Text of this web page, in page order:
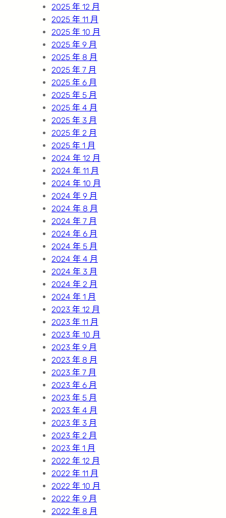
2025 年 12 月
2025 年 11 月
2025 年 10 月
2025 年 9 月
2025 年 8 月
2025 年 7 月
2025 年 6 月
2025 年 5 月
2025 年 4 月
2025 年 3 月
2025 年 2 月
2025 年 1 月
2024 年 12 月
2024 年 11 月
2024 年 10 月
2024 年 9 月
2024 年 8 月
2024 年 7 月
2024 年 6 月
2024 年 5 月
2024 年 4 月
2024 年 3 月
2024 年 2 月
2024 年 1 月
2023 年 12 月
2023 年 11 月
2023 年 10 月
2023 年 9 月
2023 年 8 月
2023 年 7 月
2023 年 6 月
2023 年 5 月
2023 年 4 月
2023 年 3 月
2023 年 2 月
2023 年 1 月
2022 年 12 月
2022 年 11 月
2022 年 10 月
2022 年 9 月
2022 年 8 月